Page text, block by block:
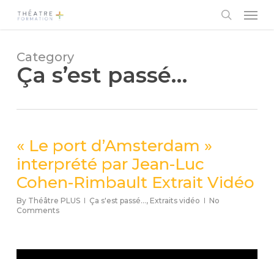
main
Category
Ça s’est passé…
« Le port d’Amsterdam »
interprété par Jean-Luc
Cohen-Rimbault Extrait Vidéo
By Théâtre PLUS Ça s'est passé..., Extraits vidéo
No
Comments